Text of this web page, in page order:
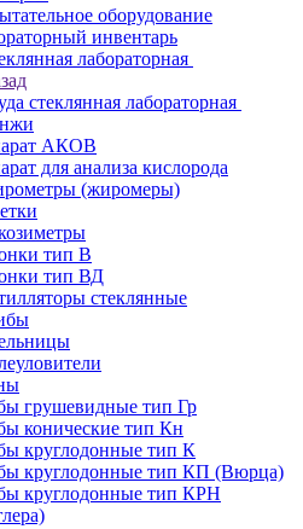
оборудование
инвентарь
лабораторная
стеклянная лабораторная
АКОВ
для анализа кислорода
(жиромеры)
тип В
тип ВД
стеклянные
грушевидные тип Гр
конические тип Кн
круглодонные тип К
круглодонные тип КП (Вюрца)
круглодонные тип КРН